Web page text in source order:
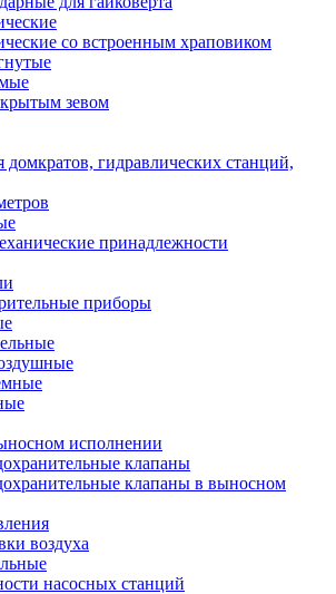
со встроенным храповиком
зевом
гидравлических станций,
принадлежности
приборы
исполнении
клапаны
клапаны в выносном
воздуха
насосных станций